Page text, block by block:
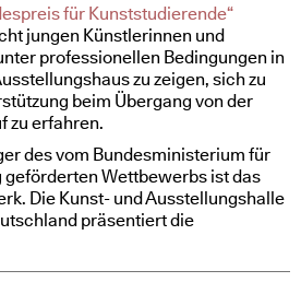
für Kunststudierende“
jungen Künstlerinnen und
professionellen Bedingungen in
zu zeigen, sich zu
beim Übergang von der
zu erfahren.
des vom Bundesministerium für
geförderten Wettbewerbs ist das
Die Kunst- und Ausstellungshalle
präsentiert die